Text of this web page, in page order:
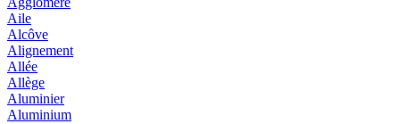
Aile
Alcôve
Alignement
Allée
Allège
Aluminier
Aluminium